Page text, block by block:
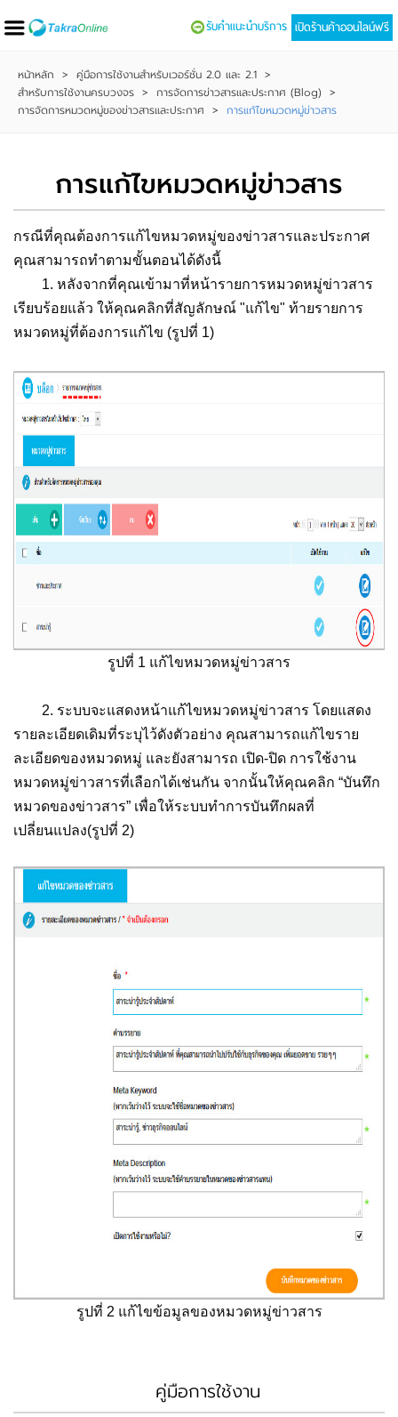
เปิดร้านค้าออนไลน์ฟรี
รับคำแนะนำบริการ
หน้าหลัก > คู่มือการใช้งานสำหรับเวอร์ชั่น 2.0 และ 2.1 >
สำหรับการใช้งานครบวงจร > การจัดการข่าวสารและประกาศ (Blog) >
การจัดการหมวดหมู่ของข่าวสารและประกาศ > การแก้ไขหมวดหมู่ข่าวสาร
การแก้ไขหมวดหมู่ข่าวสาร
กรณีที่คุณต้องการแก้ไขหมวดหมู่ของข่าวสารและประกาศ
คุณสามารถทำตามขั้นตอนได้ดังนี้
1. หลังจากที่คุณเข้ามาที่หน้ารายการหมวดหมู่ข่าวสาร
เรียบร้อยแล้ว ให้คุณคลิกที่สัญลักษณ์ "แก้ไข" ท้ายรายการ
หมวดหมู่ที่ต้องการแก้ไข (รูปที่ 1)
รูปที่ 1 แก้ไขหมวดหมู่ข่าวสาร
2. ระบบจะแสดงหน้าแก้ไขหมวดหมู่ข่าวสาร โดยแสดง
รายละเอียดเดิมที่ระบุไว้ดังตัวอย่าง คุณสามารถแก้ไขราย
ละเอียดของหมวดหมู่ และยังสามารถ เปิด-ปิด การใช้งาน
หมวดหมู่ข่าวสารที่เลือกได้เช่นกัน จากนั้นให้คุณคลิก “บันทึก
หมวดของข่าวสาร” เพื่อให้ระบบทำการบันทึกผลที่
เปลี่ยนแปลง(รูปที่ 2)
รูปที่ 2 แก้ไขข้อมูลของหมวดหมู่ข่าวสาร
คู่มือการใช้งาน